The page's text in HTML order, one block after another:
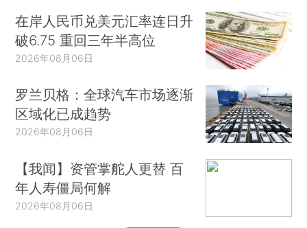
在岸人民币兑美元汇率连日升
破6.75 重回三年半高位
2026年08月06日
罗兰贝格：全球汽车市场逐渐
区域化已成趋势
2026年08月06日
【我闻】资管掌舵人更替 百
年人寿僵局何解
2026年08月06日